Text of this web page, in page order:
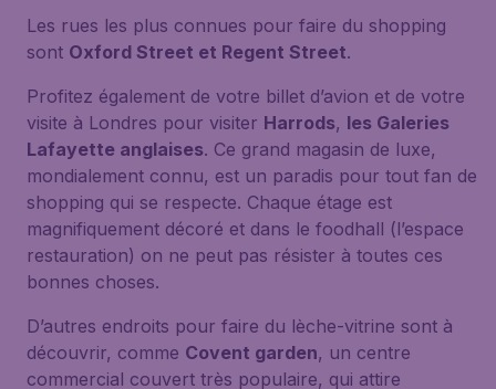
Les rues les plus connues pour faire du shopping
sont Oxford Street et Regent Street.
Profitez également de votre billet d’avion et de votre
visite à Londres pour visiter Harrods, les Galeries
Lafayette anglaises. Ce grand magasin de luxe,
mondialement connu, est un paradis pour tout fan de
shopping qui se respecte. Chaque étage est
magnifiquement décoré et dans le foodhall (l’espace
restauration) on ne peut pas résister à toutes ces
bonnes choses.
D’autres endroits pour faire du lèche-vitrine sont à
découvrir, comme Covent garden, un centre
commercial couvert très populaire, qui attire